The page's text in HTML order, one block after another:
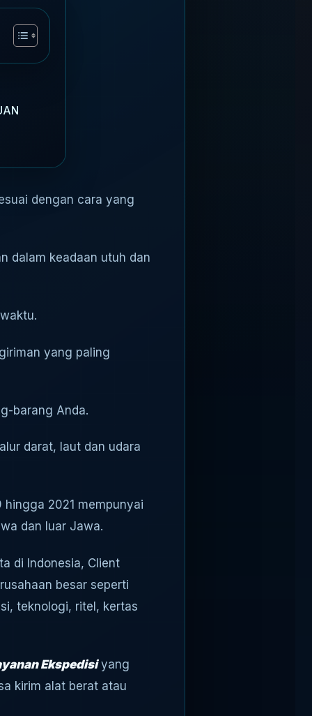
dengan cara yang
dalam keadaan utuh dan
yang paling
barang Anda.
darat, laut dan udara
2021 mempunyai
dan luar Jawa.
di Indonesia, Client
besar seperti
teknologi, ritel, kertas
Ekspedisiyang
kirim alat berat atau